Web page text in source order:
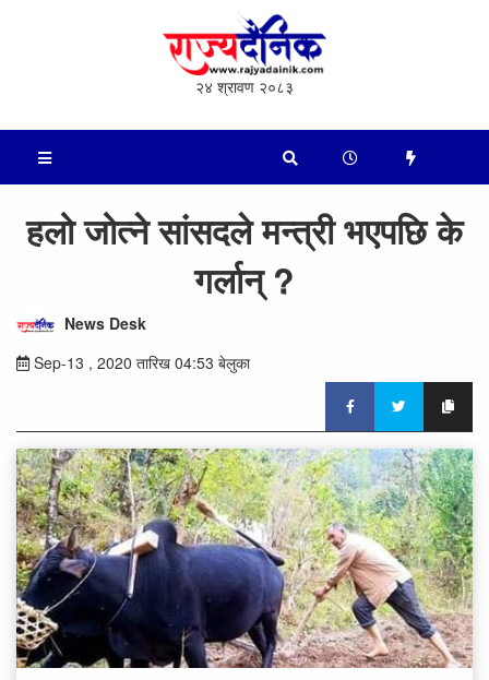
२४ श्रावण २०८३
हलो जोत्ने सांसदले मन्त्री भएपछि के
गर्लान् ?
News Desk
Sep-13 , 2020 तारिख 04:53 बेलुका